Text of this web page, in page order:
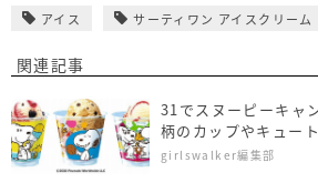
アイス サーティワン アイスクリーム
関連記事
31でスヌーピーキャ
柄のカップやキュー
girlswalker編集部